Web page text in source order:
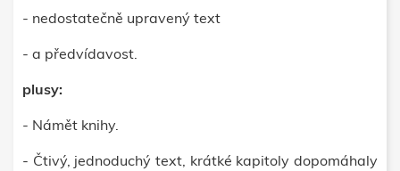
- nedostatečně upravený text
- a předvídavost.
plusy:
- Námět knihy.
- Čtivý, jednoduchý text, krátké kapitoly dopomáhaly